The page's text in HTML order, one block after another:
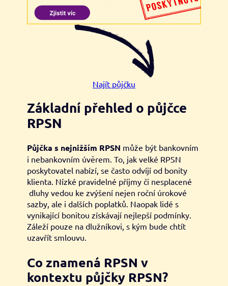
Najít půjčku
Základní přehled o půjčce
RPSN
Půjčka s nejnižším RPSN může být bankovním
i nebankovním úvěrem. To, jak velké RPSN
poskytovatel nabízí, se často odvíjí od bonity
klienta. Nízké pravidelné příjmy či nesplacené
dluhy vedou ke zvýšení nejen roční úrokové
sazby, ale i dalších poplatků. Naopak lidé s
vynikající bonitou získávají nejlepší podmínky.
Záleží pouze na dlužníkovi, s kým bude chtít
uzavřít smlouvu.
Co znamená RPSN v
kontextu půjčky RPSN?